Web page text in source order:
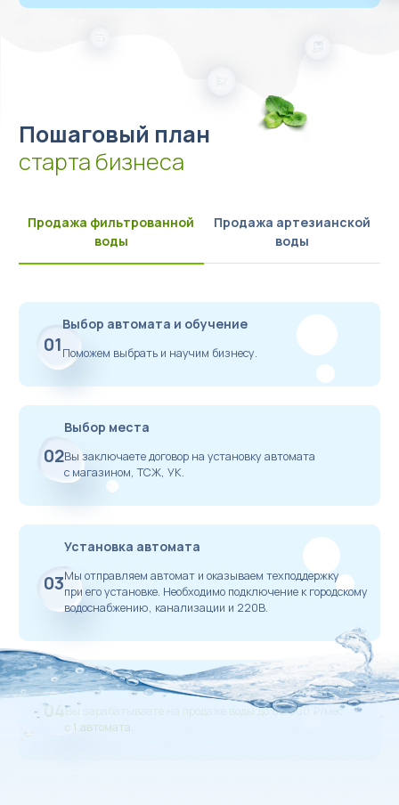
Пошаговый план
старта бизнеса
Продажа фильтрованной
воды
Продажа артезианской
воды
01
Выбор автомата и обучение
Поможем выбрать и научим бизнесу.
02
Выбор места
Вы заключаете договор на установку автомата
с магазином, ТСЖ, УК.
03
Установка автомата
Мы отправляем автомат и оказываем техподдержку
при его установке. Необходимо подключение к городскому
водоснабжению, канализации и 220В.
04
Прибыль
Вы зарабатываете на продаже воды до 80 000 ₽/мес.
с 1 автомата.